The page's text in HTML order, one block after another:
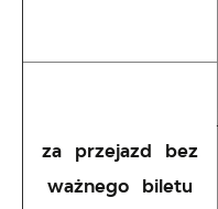
za przejazd bez
ważnego biletu